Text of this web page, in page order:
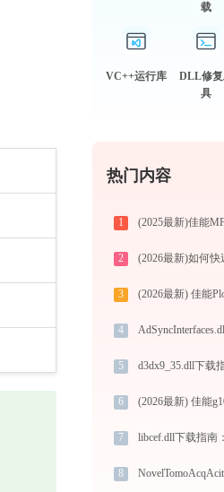
载
VC++运行库
DLL修
具
热门内容
1
2
3
4
5
6
7
8